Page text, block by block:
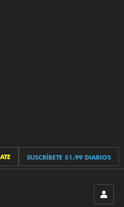
SUSCRÍBETE $1.99 DIARIOS